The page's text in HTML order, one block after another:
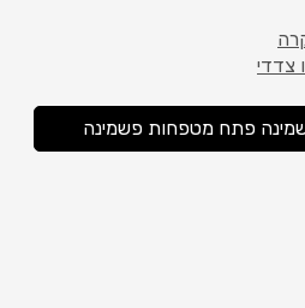
פתח מטפחות פשמינה